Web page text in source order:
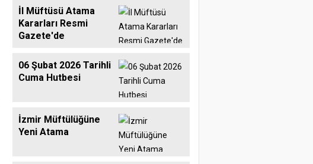
İl Müftüsü Atama
Kararları Resmi
Gazete'de
06 Şubat 2026 Tarihli
Cuma Hutbesi
İzmir Müftülüğüne
Yeni Atama